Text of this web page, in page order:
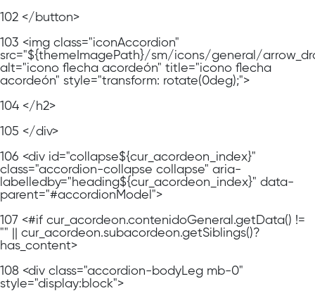
102 </button>
103 <img class="iconAccordion"
src="${themeImagePath}/sm/icons/general/
alt="icono flecha acordeón" title="icono flecha
acordeón" style="transform: rotate(0deg);">
104 </h2>
105 </div>
106 <div id="collapse${cur_acordeon_index}"
class="accordion-collapse collapse" aria-
labelledby="heading${cur_acordeon_index}" data-
parent="#accordionModel">
107 <#if cur_acordeon.contenidoGeneral.getData() !=
"" || cur_acordeon.subacordeon.getSiblings()?
has_content>
108 <div class="accordion-bodyLeg mb-0"
style="display:block">